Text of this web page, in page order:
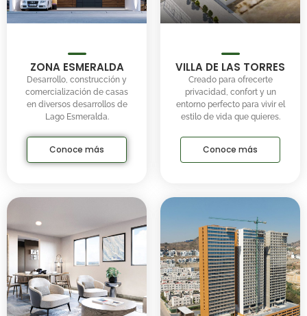
ZONA ESMERALDA
Desarrollo, construcción y
comercialización de casas
en diversos desarrollos de
Lago Esmeralda.
Conoce más
VILLA DE LAS TORRES
Creado para ofrecerte
privacidad, confort y un
entorno perfecto para vivir el
estilo de vida que quieres.
Conoce más